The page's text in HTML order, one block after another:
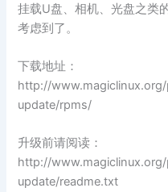
挂载U盘、相机、光盘之类
考虑到了。
下载地址：
http://
update/rpms/
升级前请阅读：
http://
update/readme.txt